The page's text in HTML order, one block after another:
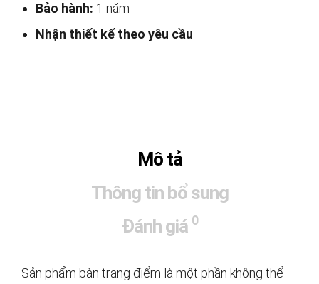
Bảo hành: 1 năm
Nhận thiết kế theo yêu cầu
Mô tả
Thông tin bổ sung
Đánh giá 0
Sản phẩm bàn trang điểm là một phần không thể